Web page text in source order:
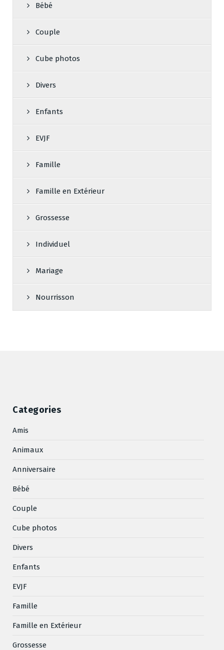
Bébé
Couple
Cube photos
Divers
Enfants
EVJF
Famille
Famille en Extérieur
Grossesse
Individuel
Mariage
Nourrisson
Categories
Amis
Animaux
Anniversaire
Bébé
Couple
Cube photos
Divers
Enfants
EVJF
Famille
Famille en Extérieur
Grossesse